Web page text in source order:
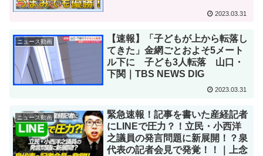
2023.03.31
ニュース動画
【速報】「子どもが上から転落し
てきた」金網ごとおよそ5メート
ル下に 子ども3人転落 山口・
下関｜TBS NEWS DIG
2023.03.31
ニュース動画
緊急速報！記事を書いた産経記者
にLINEで圧力？！立民・小西洋
之議員の発言問題に新展開！？泉
代表の記者会見で発覚！！｜上念